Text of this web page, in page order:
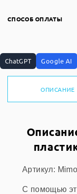
СПОСОБ ОПЛАТЫ
ChatGPT Google AI
ОПИСАНИЕ
Артикул: Mimo
С помощью